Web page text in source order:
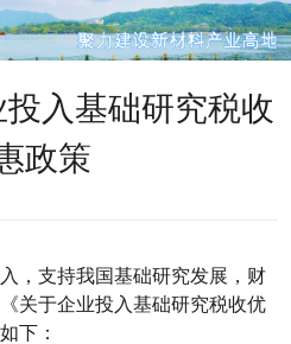
入基础研究税收
政策
，支持我国基础研究发展，财
关于企业投入基础研究税收优
下：